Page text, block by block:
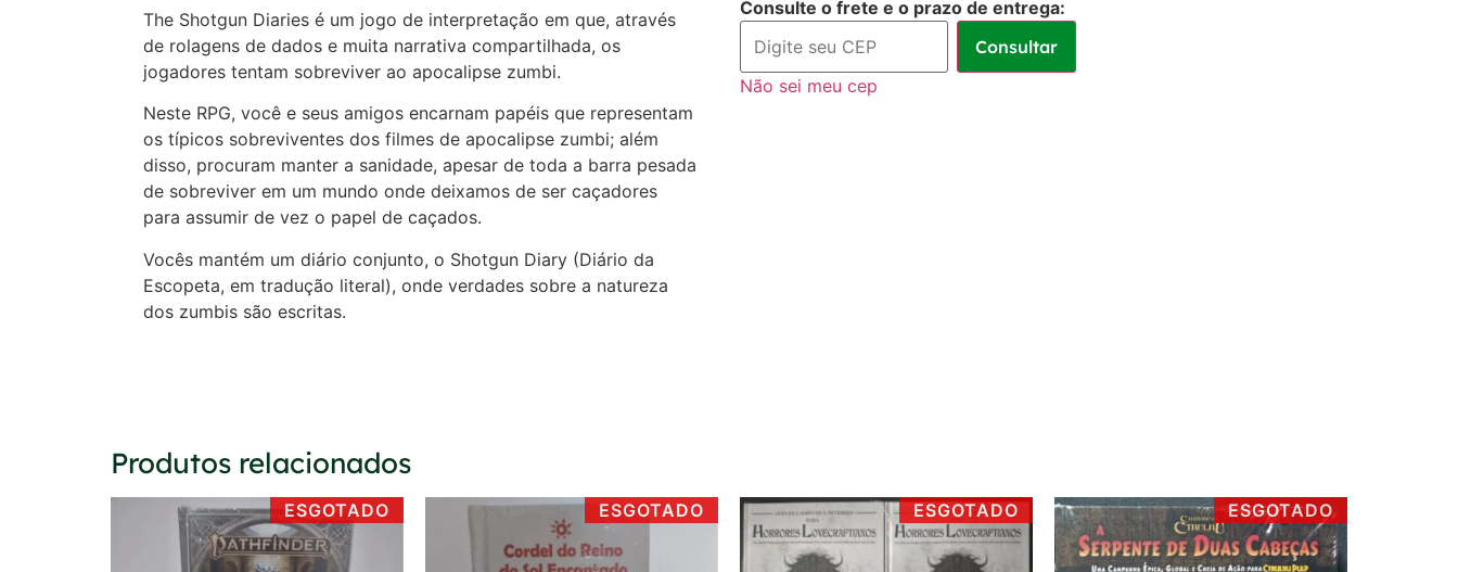
The Shotgun Diaries é um jogo de interpretação em que, através
de rolagens de dados e muita narrativa compartilhada, os
jogadores tentam sobreviver ao apocalipse zumbi.
Neste RPG, você e seus amigos encarnam papéis que representam
os típicos sobreviventes dos filmes de apocalipse zumbi; além
disso, procuram manter a sanidade, apesar de toda a barra pesada
de sobreviver em um mundo onde deixamos de ser caçadores
para assumir de vez o papel de caçados.
Vocês mantém um diário conjunto, o Shotgun Diary (Diário da
Escopeta, em tradução literal), onde verdades sobre a natureza
dos zumbis são escritas.
Consulte o frete e o prazo de entrega:
Consultar
Não sei meu cep
Produtos relacionados
ESGOTADO ESGOTADO ESGOTADO ESGOTADO